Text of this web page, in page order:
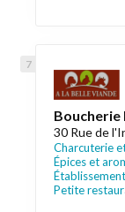
Boucherie
30 Rue de
Charcuterie
Épices et
Petite